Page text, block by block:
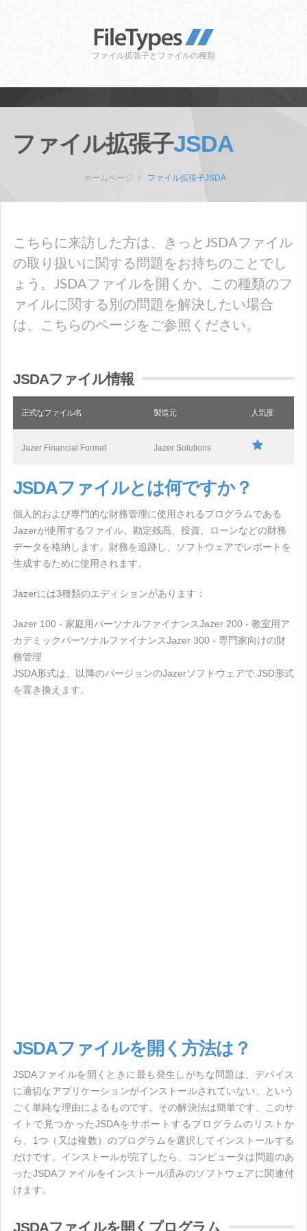
ファイル拡張子とファイルの種類
ファイル拡張子JSDA
ホームページ ファイル拡張子JSDA
こちらに来訪した方は、きっとJSDAファイル
の取り扱いに関する問題をお持ちのことでし
ょう。JSDAファイルを開くか、この種類のフ
ァイルに関する別の問題を解決したい場合
は、こちらのページをご参照ください。
JSDAファイル情報
正式なファイル名 製造元 人気度
Jazer Financial Format Jazer Solutions
JSDAファイルとは何ですか？
個人的および専門的な財務管理に使用されるプログラムである
Jazerが使用するファイル。勘定残高、投資、ローンなどの財務
データを格納します。財務を追跡し、ソフトウェアでレポートを
生成するために使用されます。
Jazerには3種類のエディションがあります：
Jazer 100 - 家庭用パーソナルファイナンスJazer 200 - 教室用ア
カデミックパーソナルファイナンスJazer 300 - 専門家向けの財
務管理
JSDA形式は、以降のバージョンのJazerソフトウェアで.JSD形式
を置き換えます。
JSDAファイルを開く方法は？
JSDAファイルを開くときに最も発生しがちな問題は、デバイス
に適切なアプリケーションがインストールされていない、という
ごく単純な理由によるものです。その解決法は簡単です、このサ
イトで見つかったJSDAをサポートするプログラムのリストか
ら、1つ（又は複数）のプログラムを選択してインストールする
だけです。インストールが完了したら、コンピュータは問題のあ
ったJSDAファイルをインストール済みのソフトウェアに関連付
けます。
JSDAファイルを開くプログラム